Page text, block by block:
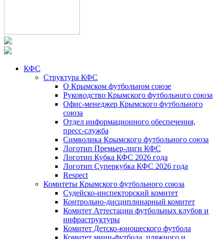
КФС
Структура КФС
О Крымском футбольном союзе
Руководство Крымского футбольного союза
Офис-менеджер Крымского футбольного
союза
Отдел информационного обеспечения,
пресс-служба
Символика Крымского футбольного союза
Логотип Премьер-лиги КФС
Логотип Кубка КФС 2026 года
Логотип Суперкубка КФС 2026 года
Respect
Комитеты Крымского футбольного союза
Судейско-инспекторский комитет
Контрольно-дисциплинарный комитет
Комитет Аттестации футбольных клубов и
инфраструктуры
Комитет Детско-юношеского футбола
Комитет мини-футбола, пляжного и